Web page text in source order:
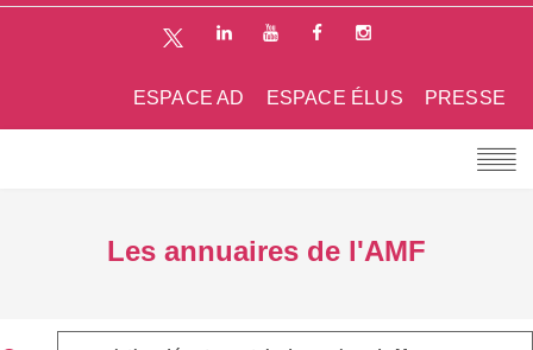
PRESSE
ESPACE ÉLUS
ESPACE AD
Les annuaires de l'AMF